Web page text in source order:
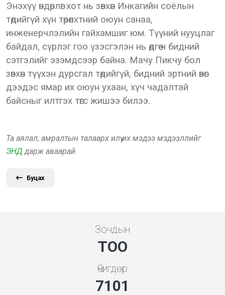
Энэхүү өндөрлөг хот нь зөвхөн Инкагийн соёлын
төдийгүй хүн төрөлхтний оюун санаа,
инженерчлэлийн гайхамшиг юм. Түүний нууцлаг
байдал, сүрлэг гоо үзэсгэлэн нь өдгөө ч бидний
сэтгэлийг эзэмдсээр байна. Мачу Пикчу бол
зөвхөн түүхэн дурсгал төдийгүй, бидний эртний өвөг
дээдэс ямар их оюун ухаан, хүч чадалтай
байсныг илтгэх төгс жишээ билээ.
Та аялал, амралтын талаарх илүү их мэдээ мэдээллийг
ЭНД дарж аваарай
Буцах
Зочдын
ТОО
Өчигдөр
7608